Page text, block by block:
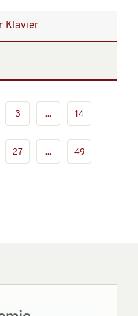
Klavier
3 ... 14
27 ... 49